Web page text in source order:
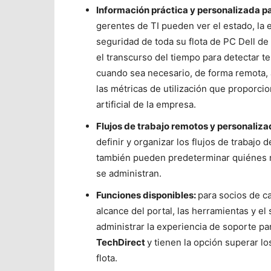
Información práctica y personalizada
gerentes de TI pueden ver el estado, la
seguridad de toda su flota de PC Dell
el transcurso del tiempo para detectar
cuando sea necesario, de forma
las métricas de utilización que
artificial de la empresa.
Flujos de trabajo remotos y
definir y organizar los flujos de trabajo
también pueden predeterminar
se administran.
Funciones disponibles: para socios de
alcance del portal, las herramientas y
administrar la experiencia de soporte
TechDirecty tienen la opción superar
flota.